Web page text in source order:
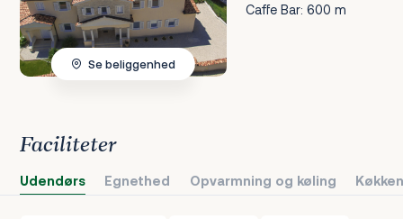
Caffe Bar: 600 m
Se beliggenhed
Faciliteter
Udendørs Egnethed Opvarmning og køling